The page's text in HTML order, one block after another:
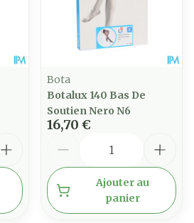
Bota
Botalux 140 Bas De
Soutien Nero N6
16,70 €
Ajouter au
panier